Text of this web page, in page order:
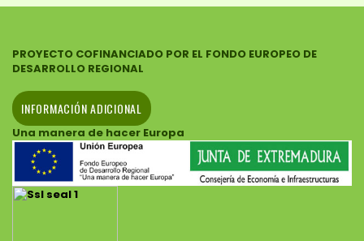
PROYECTO COFINANCIADO POR EL FONDO EUROPEO DE
DESARROLLO REGIONAL
INFORMACIÓN ADICIONAL
Una manera de hacer Europa